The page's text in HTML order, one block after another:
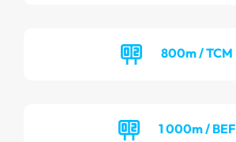
800m / TCM
1 000m / BEF